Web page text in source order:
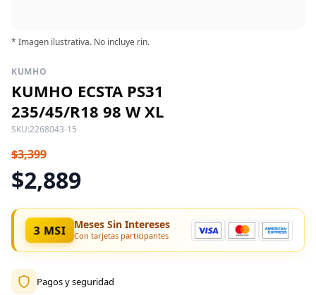
* Imagen ilustrativa. No incluye rin.
KUMHO
KUMHO ECSTA PS31
235/45/R18 98 W XL
SKU:2268043-15
$3,399
$2,889
3 MSI Meses Sin Intereses
Con tarjetas participantes
Pagos y seguridad